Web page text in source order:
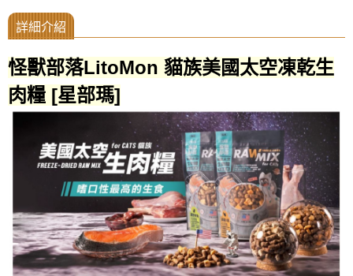
怪獸部落LitoMon 貓族美國太空凍乾生
肉糧 [星部瑪]